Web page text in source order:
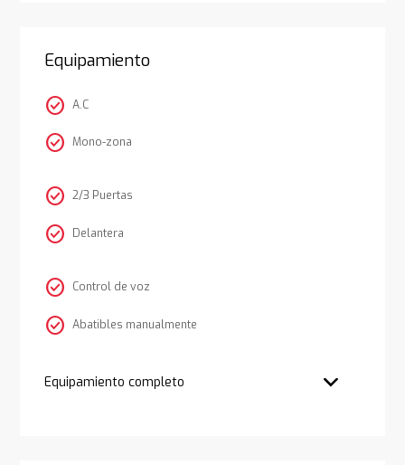
Equipamiento
check_circle A.C
check_circle Mono-zona
check_circle 2/3 Puertas
check_circle Delantera
check_circle Control de voz
check_circle Abatibles manualmente
Equipamiento completo